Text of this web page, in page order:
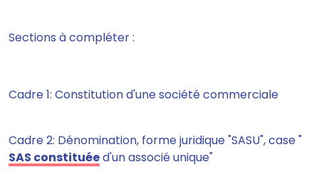
Sections à compléter :
Cadre 1: Constitution d'une société commerciale
Cadre 2: Dénomination, forme juridique "SASU", case "
SAS constituéed'un associé unique"